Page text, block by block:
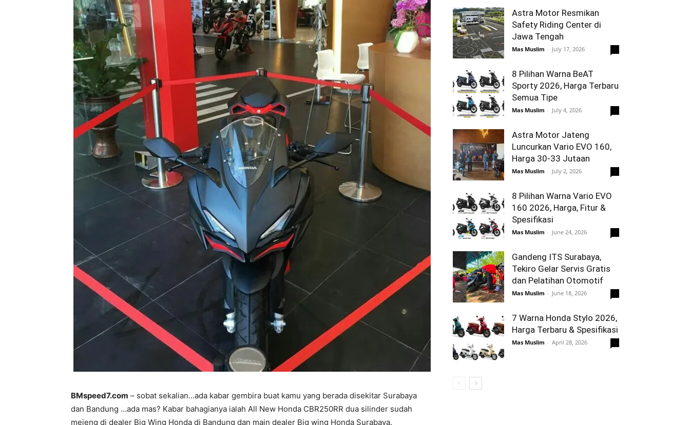
BMspeed7.com – sobat sekalian…ada kabar gembira buat kamu yang berada disekitar Surabaya
dan Bandung …ada mas? Kabar bahagianya ialah All New Honda CBR250RR dua silinder sudah
mejeng di dealer Big Wing Honda di Bandung dan main dealer Big wing Honda Surabaya.
Astra Motor Resmikan
Safety Riding Center di
Jawa Tengah
Mas Muslim - July 17, 2026
8 Pilihan Warna BeAT
Sporty 2026, Harga Terbaru
Semua Tipe
Mas Muslim - July 4, 2026
Astra Motor Jateng
Luncurkan Vario EVO 160,
Harga 30-33 Jutaan
Mas Muslim - July 2, 2026
8 Pilihan Warna Vario EVO
160 2026, Harga, Fitur &
Spesifikasi
Mas Muslim - June 24, 2026
Gandeng ITS Surabaya,
Tekiro Gelar Servis Gratis
dan Pelatihan Otomotif
Mas Muslim - June 18, 2026
7 Warna Honda Stylo 2026,
Harga Terbaru & Spesifikasi
Mas Muslim - April 28, 2026